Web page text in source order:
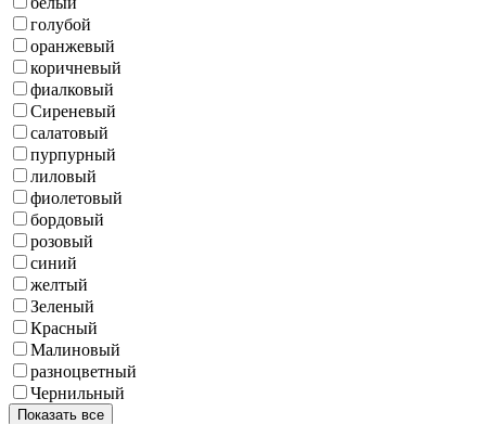
голубой
оранжевый
коричневый
фиалковый
Сиреневый
салатовый
пурпурный
лиловый
фиолетовый
бордовый
розовый
синий
желтый
Зеленый
Красный
Малиновый
разноцветный
Чернильный
Показать все